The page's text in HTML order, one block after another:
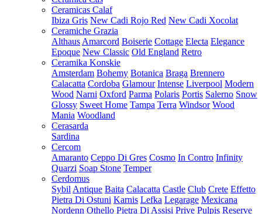
Ceramicas Calaf
Ibiza Gris New Cadi Rojo Red New Cadi Xocolat
Ceramiche Grazia
Althaus Amarcord Boiserie Cottage Electa Elegance
Epoque New Classic Old England Retro
Ceramika Konskie
Amsterdam Bohemy Botanica Braga Brennero
Calacatta Cordoba Glamour Intense Liverpool Modern
Wood Narni Oxford Parma Polaris Portis Salerno Snow
Glossy Sweet Home Tampa Terra Windsor Wood
Mania Woodland
Cerasarda
Sardina
Cercom
Amaranto Ceppo Di Gres Cosmo In Contro Infinity
Quarzi Soap Stone Temper
Cerdomus
Sybil Antique Baita Calacatta Castle Club Crete Effetto
Pietra Di Ostuni Karnis Lefka Legarage Mexicana
Nordenn Othello Pietra Di Assisi Prive Pulpis Reserve